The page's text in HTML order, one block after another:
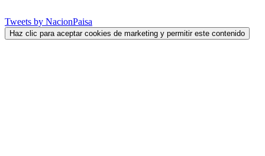
Tweets by NacionPaisa
Haz clic para aceptar cookies de marketing y permitir este contenido